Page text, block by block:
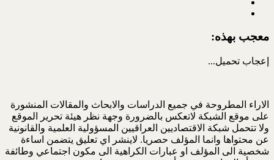
معجب بهذه:
إعجاب تحميل...
الاراء المطروحة في جميع الدراسات والابحاث والمقالات المنشورة
على موقع الشبكة لاتعكس بالضرورة وجهة نظر هيئة تحرير الموقع
ولا تتحمل شبكة الاقتصاديين العراقيين المسؤولية العلمية والقانونية
عن محتواها وانما المؤلف حصريا. لاينشر اي تعليق يتضمن اساءة
شخصية الى المؤلف او عبارات الكراهية الى مكون اجتماعي وطائفة